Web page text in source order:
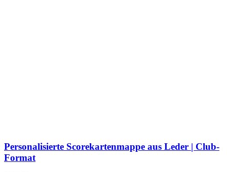
Personalisierte Scorekartenmappe aus Leder | Club-
Format